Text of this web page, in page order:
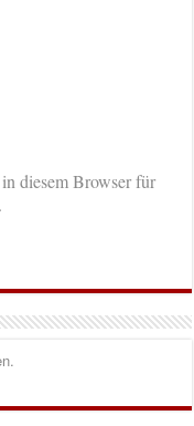
diesem Browser für